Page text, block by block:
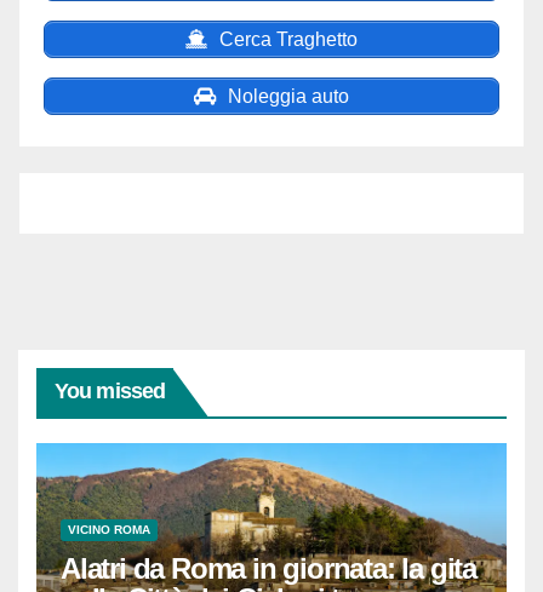
Cerca Traghetto
Noleggia auto
You missed
VICINO ROMA
Alatri da Roma in giornata: la gita